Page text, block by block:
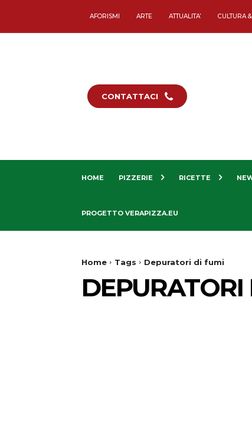
AFORISMI ARTE ATTUALITA’ CULTURA
CONTATTACI
HOME PIZZERIE RICETTE
PROGETTO VERAPIZZA.EU
Home Tags Depuratori di fumi
DEPURATORI